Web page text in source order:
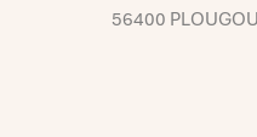
56400